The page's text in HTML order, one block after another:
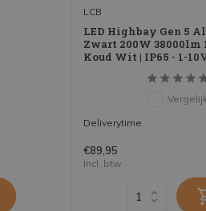
LCB
LED Highbay Gen 5
Zwart 200W 38000lm
Koud Wit | IP65 - 1-
Deliverytime
€89,95
Incl. btw